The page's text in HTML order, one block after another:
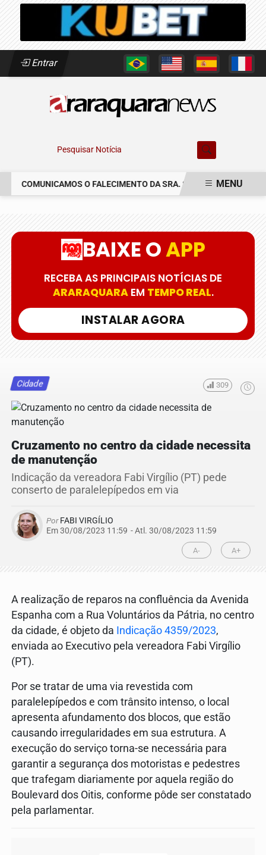
Entrar
Pesquisar Notícia
COMUNICAMOS O FALECIMENTO DA SRA. SUSETE SILVIAMENU
BAIXE OAPP
RECEBA AS PRINCIPAIS NOTÍCIAS DE
ARARAQUARAEM TEMPO REAL.
INSTALAR AGORA
Cidade 309
Cruzamento no centro da cidade necessita
de manutenção
Indicação da vereadora Fabi Virgílio (PT) pede
conserto de paralelepípedos em via
PorFABI VIRGÍLIO
Em 30/08/2023 11:59 - Atl. 30/08/2023 11:59
A- A+
A realização de reparos na confluência da Avenida
Espanha com a Rua Voluntários da Pátria, no centro
da cidade, é objeto da Indicação 4359/2023,
enviada ao Executivo pela vereadora Fabi Virgílio
(PT).
Por se tratar de uma via revestida com
paralelepípedos e com trânsito intenso, o local
apresenta afundamento dos blocos, que estão
causando irregularidades em sua estrutura. A
execução do serviço torna-se necessária para
garantir a segurança dos motoristas e pedestres
que trafegam diariamente por aquela região do
Boulevard dos Oitis, conforme pôde ser constatado
pela parlamentar.